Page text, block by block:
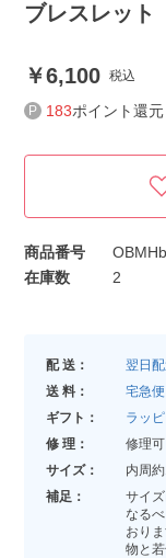
ブレスレット
6,100 税込
183ポイント還元
商品番号
在庫数
2
配 送： 翌日
送 料：
宅急
ギフト：
ラッ
修 理：
修理可
サイズ：
内周
補足：
サイ
なる
おり
物と